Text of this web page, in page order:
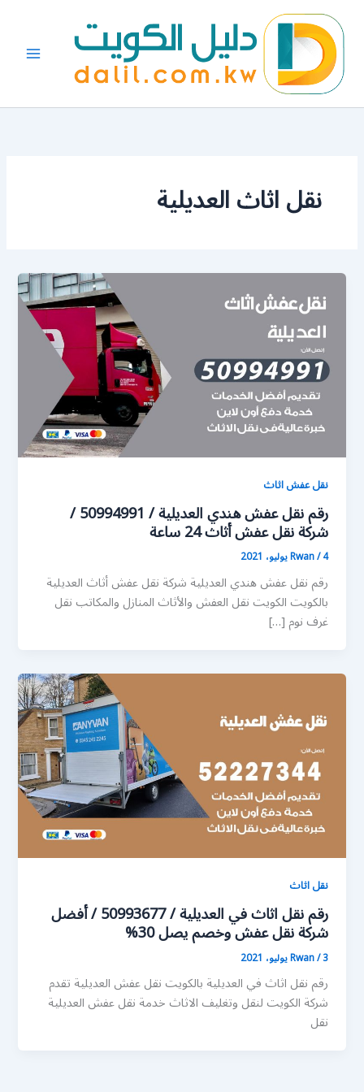
المحتوى
نقل اثاث العديلية
نقل عفش اثاث
رقم نقل عفش هندي العديلية / 50994991 /
شركة نقل عفش أثاث 24 ساعة
Rwan/4 يوليو، 2021
رقم نقل عفش هندي العديلية شركة نقل عفش أثاث العديلية
بالكويت الكويت نقل العفش والأثاث المنازل والمكاتب نقل
غرف نوم […]
نقل اثاث
رقم نقل اثاث في العديلية / 50993677 / أفضل
شركة نقل عفش وخصم يصل 30%
Rwan/3 يوليو، 2021
رقم نقل اثاث في العديلية بالكويت نقل عفش العديلية تقدم
شركة الكويت لنقل وتغليف الاثاث خدمة نقل عفش العديلية
نقل